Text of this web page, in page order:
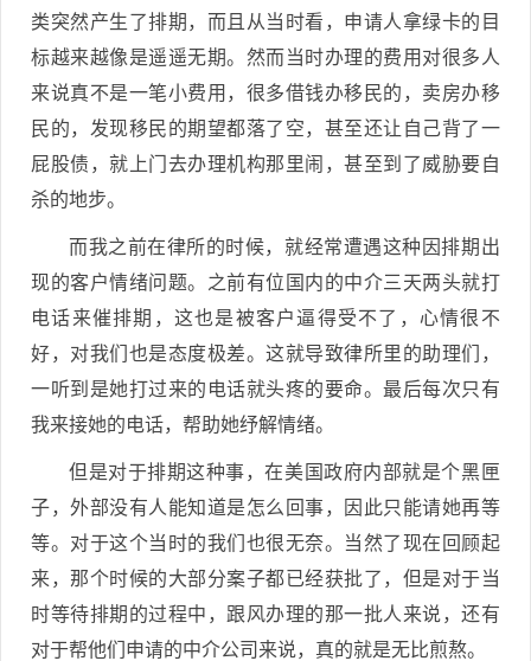
类突然产生了排期，而且从当时看，申请人拿绿卡的目
标越来越像是遥遥无期。然而当时办理的费用对很多人
来说真不是一笔小费用，很多借钱办移民的，卖房办移
民的，发现移民的期望都落了空，甚至还让自己背了一
屁股债，就上门去办理机构那里闹，甚至到了威胁要自
杀的地步。
而我之前在律所的时候，就经常遭遇这种因排期出
现的客户情绪问题。之前有位国内的中介三天两头就打
电话来催排期，这也是被客户逼得受不了，心情很不
好，对我们也是态度极差。这就导致律所里的助理们，
一听到是她打过来的电话就头疼的要命。最后每次只有
我来接她的电话，帮助她纾解情绪。
但是对于排期这种事，在美国政府内部就是个黑匣
子，外部没有人能知道是怎么回事，因此只能请她再等
等。对于这个当时的我们也很无奈。当然了现在回顾起
来，那个时候的大部分案子都已经获批了，但是对于当
时等待排期的过程中，跟风办理的那一批人来说，还有
对于帮他们申请的中介公司来说，真的就是无比煎熬。